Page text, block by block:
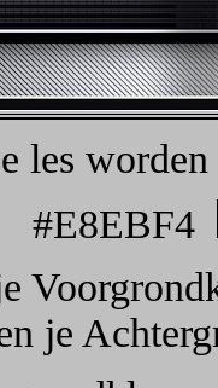
les
#E8EBF4
je